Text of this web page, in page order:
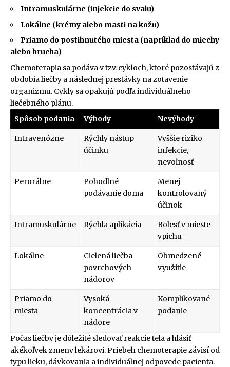
Intramuskulárne (injekcie do svalu)
Lokálne (krémy alebo masti na kožu)
Priamo do postihnutého miesta (napríklad do miechy
alebo brucha)
Chemoterapia sa podáva v tzv. cykloch, ktoré pozostávajú z
obdobia liečby a následnej prestávky na zotavenie
organizmu. Cykly sa opakujú podľa individuálneho
liečebného plánu.
Spôsob podania
Výhody Nevýhody
Intravenózne
Rýchly nástup
účinku
Vyššie riziko
infekcie,
nevoľnosť
Perorálne
Pohodlné
podávanie doma
Menej
kontrolovaný
účinok
Intramuskulárne Rýchla aplikácia
Bolesť v mieste
vpichu
Lokálne
Cielená liečba
povrchových
nádorov
Obmedzené
využitie
Priamo do
miesta
Vysoká
koncentrácia v
nádore
Komplikované
podanie
Počas liečby je dôležité sledovať reakcie tela a hlásiť
akékoľvek zmeny lekárovi. Priebeh chemoterapie závisí od
typu lieku, dávkovania a individuálnej odpovede pacienta.